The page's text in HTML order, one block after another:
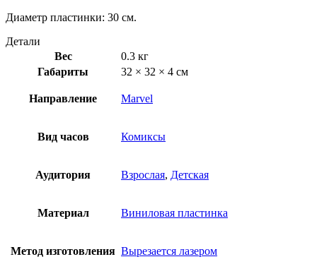
Диаметр пластинки: 30 см.
Детали
Вес
0.3 кг
Габариты
32 × 32 × 4 см
Направление Marvel
Вид часов Комиксы
Аудитория Взрослая, Детская
Материал Виниловая пластинка
Метод изготовления Вырезается лазером